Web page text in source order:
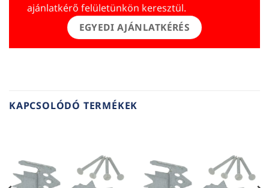
ajánlatkérő felületünkön keresztül.
EGYEDI AJÁNLATKÉRÉS
KAPCSOLÓDÓ TERMÉKEK